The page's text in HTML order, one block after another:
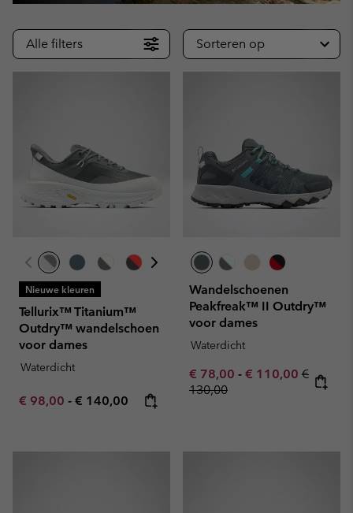
Alle filters Sorteren op
Nieuwe kleuren
Tellurix™ Titanium™
Outdry™ wandelschoen
voor dames
Waterdicht
Minimum sale price:
€ 98,00 - Maximum price:
€ 140,00
Wandelschoenen
Peakfreak™ II Outdry™
voor dames
Waterdicht
Minimum sale price:
€ 78,00 - Maximum sale
€ 110,00 Regular
€
130,00